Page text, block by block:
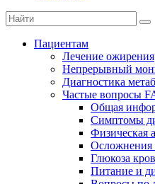
Пациентам
Лечение ожирения
Непрерывный
Диагностика
Частые вопросы
Общая
Симптомы
Физическая
Осложнения
Глюкоза
Питание и